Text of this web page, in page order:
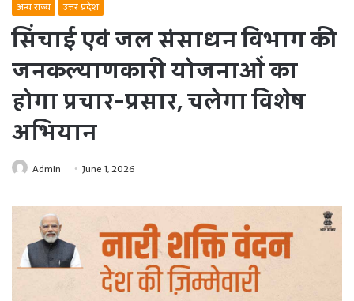
अन्य राज्य उत्तर प्रदेश
सिंचाई एवं जल संसाधन विभाग की
जनकल्याणकारी योजनाओं का
होगा प्रचार-प्रसार, चलेगा विशेष
अभियान
Admin June 1, 2026